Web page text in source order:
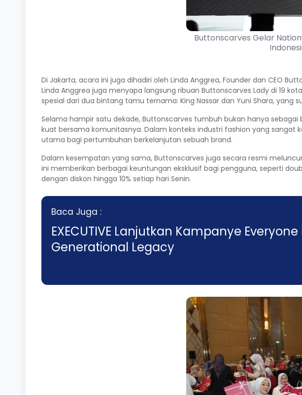
Buttonscarves Gelar
Di Jakarta, acara ini juga dihadiri oleh Linda Anggrea, Founder dan CEO
Linda Anggrea juga menyapa langsung ribuan Buttonscarves Lady di 19
spesial dari dua bintang tamu ternama: King Nassar dan Yuni Shara,
Selama hampir satu dekade, Buttonscarves tumbuh bukan hanya
kuat bersama komunitasnya. Dalam konteks industri fashion yang
utama bagi pertumbuhan berkelanjutan sebuah brand.
Dalam kesempatan yang sama, Buttonscarves juga secara resmi
ini memberikan berbagai keuntungan eksklusif bagi pengguna, seperti
dengan diskon hingga 10% setiap hari Senin.
Baca Juga :
EXECUTIVE Lanjutkan Kampanye
Generational Legacy